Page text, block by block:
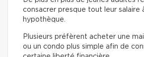
consacrer presque tout leur salaire
hypothèque.
Plusieurs préfèrent acheter une
ou un condo plus simple afin de